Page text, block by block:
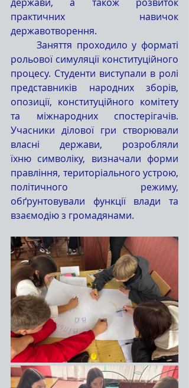
практичних навичок
державотворення.
рольової симуляції конституційного
процесу. Студенти виступали в ролі
представників народних зборів,
опозиції, конституційного комітету
та міжнародних спостерігачів.
Учасники ділової гри створювали
власні держави, розробляли
їхню символіку, визначали форми
правління, територіального устрою,
політичного режиму,
обґрунтовували функції влади та
взаємодію з громадянами.